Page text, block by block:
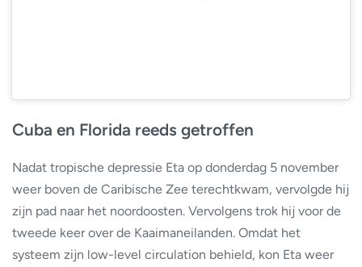
Cuba en Florida reeds getroffen
Nadat tropische depressie Eta op donderdag 5 november
weer boven de Caribische Zee terechtkwam, vervolgde hij
zijn pad naar het noordoosten. Vervolgens trok hij voor de
tweede keer over de Kaaimaneilanden. Omdat het
systeem zijn low-level circulation behield, kon Eta weer